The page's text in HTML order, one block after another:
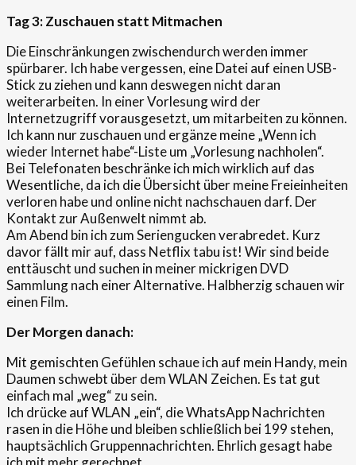
Tag 3:Zuschauen statt Mitmachen
Die Einschränkungen zwischendurch werden immer
spürbarer. Ich habe vergessen, eine Datei auf einen USB-
Stick zu ziehen und kann deswegen nicht daran
weiterarbeiten. In einer Vorlesung wird der
Internetzugriff vorausgesetzt, um mitarbeiten zu können.
Ich kann nur zuschauen und ergänze meine „Wenn ich
wieder Internet habe“-Liste um „Vorlesung nachholen“.
Bei Telefonaten beschränke ich mich wirklich auf das
Wesentliche, da ich die Übersicht über meine Freieinheiten
verloren habe und online nicht nachschauen darf. Der
Kontakt zur Außenwelt nimmt ab.
Am Abend bin ich zum Seriengucken verabredet. Kurz
davor fällt mir auf, dass Netflix tabu ist! Wir sind beide
enttäuscht und suchen in meiner mickrigen DVD
Sammlung nach einer Alternative. Halbherzig schauen wir
einen Film.
Der Morgen danach:
Mit gemischten Gefühlen schaue ich auf mein Handy, mein
Daumen schwebt über dem WLAN Zeichen. Es tat gut
einfach mal „weg“ zu sein.
Ich drücke auf WLAN „ein“, die WhatsApp Nachrichten
rasen in die Höhe und bleiben schließlich bei 199 stehen,
hauptsächlich Gruppennachrichten. Ehrlich gesagt habe